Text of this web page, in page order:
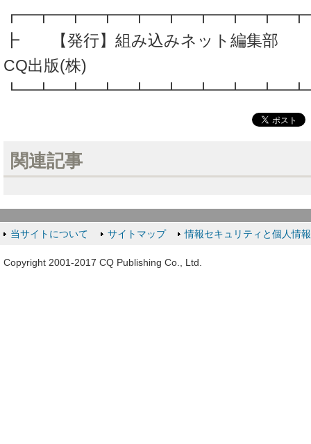
┣ 【発行】組み込みネ
CQ出版(株)
関連記事
当サイトについて サイトマップ 情報セキュリティと個人情
Copyright 2001-2017 CQ Publishing Co., Ltd.